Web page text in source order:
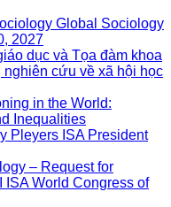
Global Sociology
2027
dục và Tọa đàm khoa
nghiên cứu về xã hội học
in the World:
Inequalities
Pleyers ISA President
– Request for
ISA World Congress of